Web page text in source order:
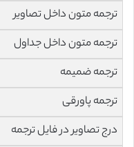
ترجمه متون داخل تصاویر
ترجمه متون داخل جداول
ترجمه ضمیمه
ترجمه پاورقی
درج تصاویر در فایل ترجمه